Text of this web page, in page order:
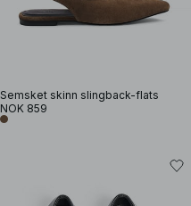
Semsket skinn slingback-flats
NOK 859